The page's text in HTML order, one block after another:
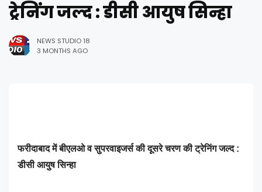
ट्रेनिंग जल्द : डीसी आयुष सिन्हा
NEWS STUDIO 18
3 MONTHS AGO
फरीदाबाद में बीएलओ व सुपरवाइजर्स की दूसरे चरण की ट्रेनिंग जल्द :
डीसी आयुष सिन्हा